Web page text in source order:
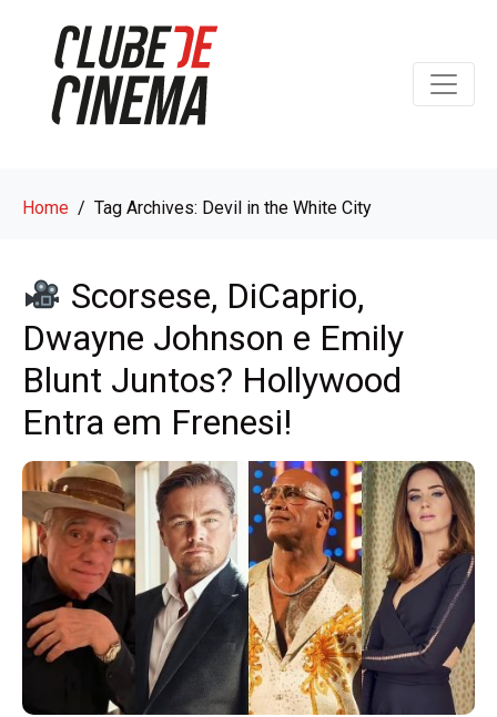
Home Tag Archives: Devil in the White City
Scorsese, DiCaprio,
Dwayne Johnson e Emily
Blunt Juntos? Hollywood
Entra em Frenesi!